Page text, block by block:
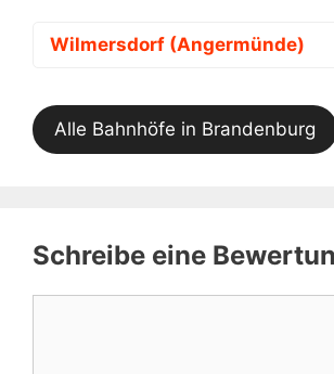
Wilmersdorf (Angermünde)
Alle Bahnhöfe in Brandenburg
Schreibe eine